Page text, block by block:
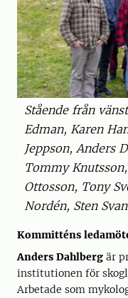
Stående från
Edman, Karen
Jeppson, Anders
Tommy
Ottosson, Tony
Nordén, Sten
Kommitténs
Anders Dahlberg är
institutionen för
Arbetade som